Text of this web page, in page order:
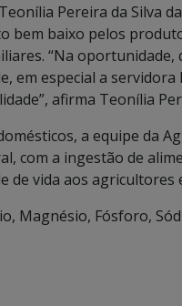
Pereira da Silva
bem baixo pelos
“Na oportunidade,
em especial a servidora
afirma Teonília
a equipe da
com a ingestão de
de vida aos agricultores
Magnésio, Fósforo,